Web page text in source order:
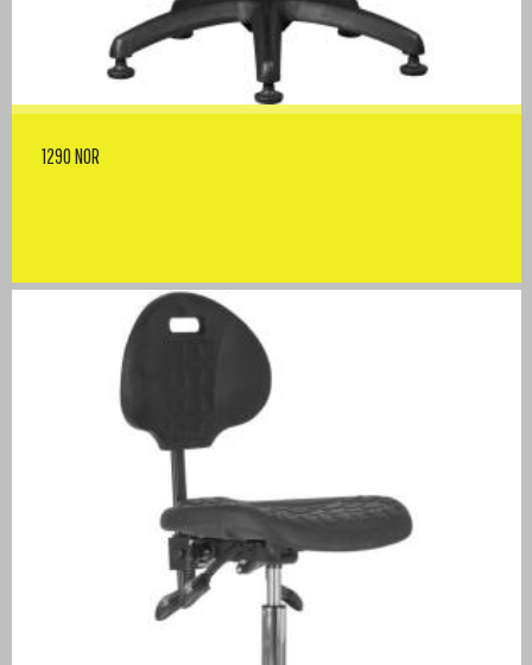
1290 NOR